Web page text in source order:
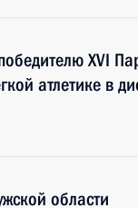
XVI
атлетике в
области